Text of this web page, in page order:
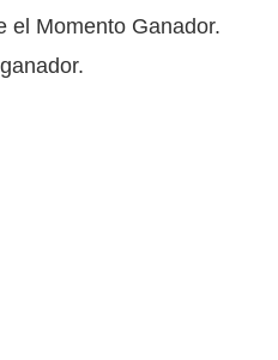
el Momento Ganador.